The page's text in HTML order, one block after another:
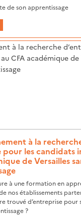
de son apprentissage
à la
pour les candidats
de Versailles
à une formation en
nos établissements
trouvé d’entreprise pour
?